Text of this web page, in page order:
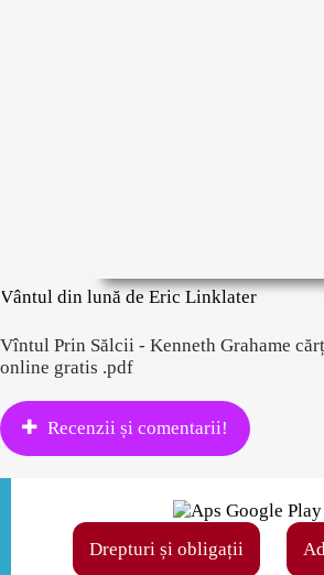
Vântul din lună de Eric Linklater
Vîntul Prin Sălcii - Kenneth Grahame
online gratis .pdf
Recenzii și comentarii!
Drepturi și obligații